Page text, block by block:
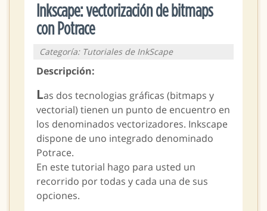
Inkscape: vectorización de bitmaps
con Potrace
Categoría: Tutoriales de InkScape
Descripción:
Las dos tecnologias gráficas (bitmaps y
vectorial) tienen un punto de encuentro en
los denominados vectorizadores. Inkscape
dispone de uno integrado denominado
Potrace.
En este tutorial hago para usted un
recorrido por todas y cada una de sus
opciones.